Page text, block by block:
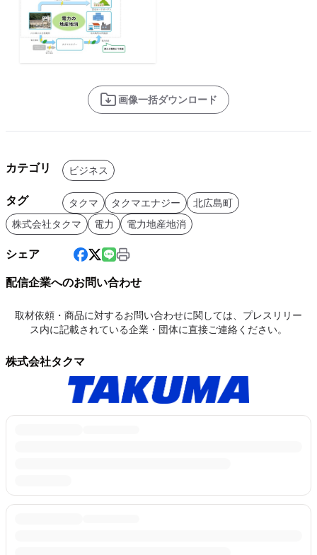
画像一括ダウンロード
カテゴリ ビジネス
タグ タクマ タクマエナジー
北広島町
株式会社タクマ
電力 電力地産地消
シェア
配信企業へのお問い合わせ
取材依頼・商品に対するお問い合わせに関しては、プレスリリー
ス内に記載されている企業・団体に直接ご連絡ください。
株式会社タクマ